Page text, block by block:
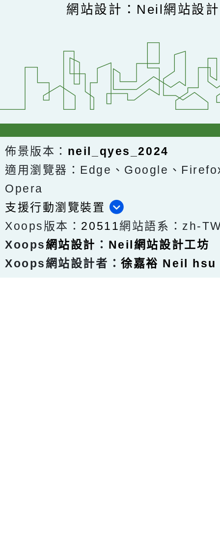
網站設計：Neil網站設
佈景版本： neil_qyes_2024
適用瀏覽器：Edge、Google、
Opera
支援行動瀏覽裝置
Xoops版本： 20511網站語系：zh-
Xoops網站設計 ： Neil網站設計工坊
Xoops網站設計者：徐嘉裕 Neil hsu